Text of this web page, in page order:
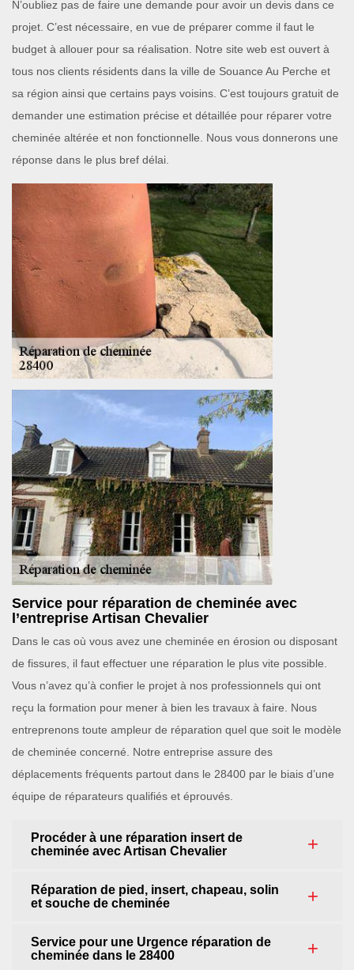
N’oubliez pas de faire une demande pour avoir un devis dans ce
projet. C’est nécessaire, en vue de préparer comme il faut le
budget à allouer pour sa réalisation. Notre site web est ouvert à
tous nos clients résidents dans la ville de Souance Au Perche et
sa région ainsi que certains pays voisins. C’est toujours gratuit de
demander une estimation précise et détaillée pour réparer votre
cheminée altérée et non fonctionnelle. Nous vous donnerons une
réponse dans le plus bref délai.
Service pour réparation de cheminée avec
l’entreprise Artisan Chevalier
Dans le cas où vous avez une cheminée en érosion ou disposant
de fissures, il faut effectuer une réparation le plus vite possible.
Vous n’avez qu’à confier le projet à nos professionnels qui ont
reçu la formation pour mener à bien les travaux à faire. Nous
entreprenons toute ampleur de réparation quel que soit le modèle
de cheminée concerné. Notre entreprise assure des
déplacements fréquents partout dans le 28400 par le biais d’une
équipe de réparateurs qualifiés et éprouvés.
Procéder à une réparation insert de
cheminée avec Artisan Chevalier
Réparation de pied, insert, chapeau, solin
et souche de cheminée
Service pour une Urgence réparation de
cheminée dans le 28400